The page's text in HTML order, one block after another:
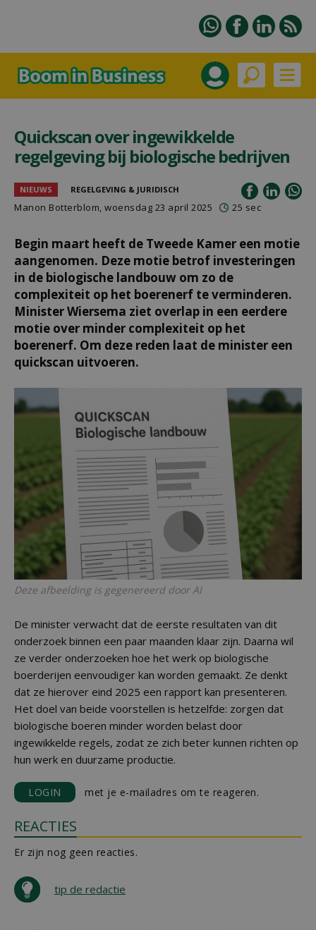
Quickscan over ingewikkelde
regelgeving bij biologische bedrijven
NIEUWS REGELGEVING & JURIDISCH
Manon Botterblom, woensdag 23 april 2025 25 sec
Begin maart heeft de Tweede Kamer een motie
aangenomen. Deze motie betrof investeringen
in de biologische landbouw om zo de
complexiteit op het boerenerf te verminderen.
Minister Wiersema ziet overlap in een eerdere
motie over minder complexiteit op het
boerenerf. Om deze reden laat de minister een
quickscan uitvoeren.
Deze afbeelding is gegenereerd door AI
De minister verwacht dat de eerste resultaten van dit
onderzoek binnen een paar maanden klaar zijn. Daarna wil
ze verder onderzoeken hoe het werk op biologische
boerderijen eenvoudiger kan worden gemaakt. Ze denkt
dat ze hierover eind 2025 een rapport kan presenteren.
Het doel van beide voorstellen is hetzelfde: zorgen dat
biologische boeren minder worden belast door
ingewikkelde regels, zodat ze zich beter kunnen richten op
hun werk en duurzame productie.
LOGIN met je e-mailadres om te reageren.
REACTIES
Er zijn nog geen reacties.
tip de redactie